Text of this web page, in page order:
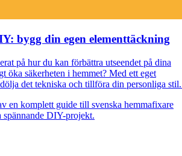
bygg din egen elementtäckning
på hur du kan förbättra utseendet på dina
öka säkerheten i hemmet? Med ett eget
det tekniska och tillföra din personliga
en komplett guide till svenska hemmafixare
spännande DIY-projekt.